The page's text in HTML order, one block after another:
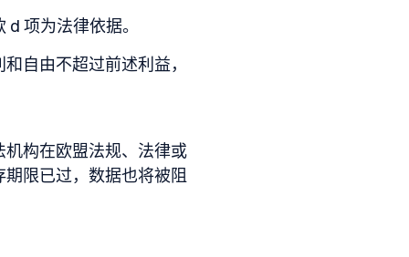
项为法律依据。
自由不超过前述利益，
构在欧盟法规、法律或
限已过，数据也将被阻